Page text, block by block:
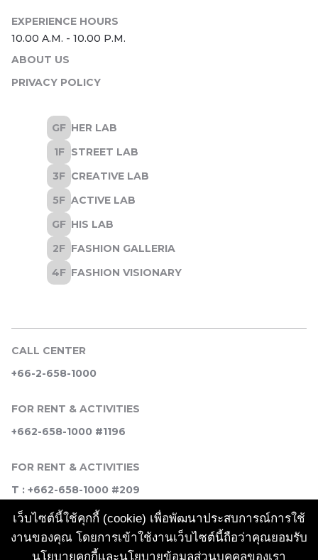
เว็บไซต์นี้ใช้คุกกี้ (cookie) เพื่อพัฒนาประสบการณ์การใช้
งานของคุณ โดยการเข้าใช้งานเว็บไซต์นี้ถือว่าคุณยอมรับ
นโยบายคุกกี้และนโยบายข้อมูลส่วนบุคคลของเรา
ABOUT US
PRIVACY POLICY
CALL CENTER
+66-2-658-1000
FOR RENT & ACTIVITIES
+662-658-1000 #1196
FOR RENT & ACTIVITIES
T : +662-658-1000 #209
SOCIAL MEDIA